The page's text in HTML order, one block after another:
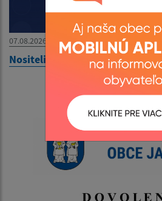
07.08.2026
Nositelia tradícií v obci